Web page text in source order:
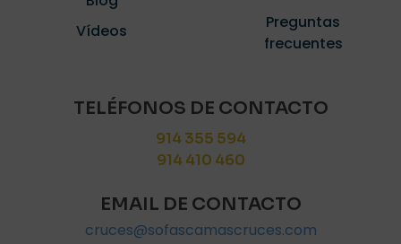
Vídeos
Preguntas
frecuentes
TELÉFONOS DE CONTACTO
914 355 594
914 410 460
EMAIL DE CONTACTO
cruces@sofascamascruces.com